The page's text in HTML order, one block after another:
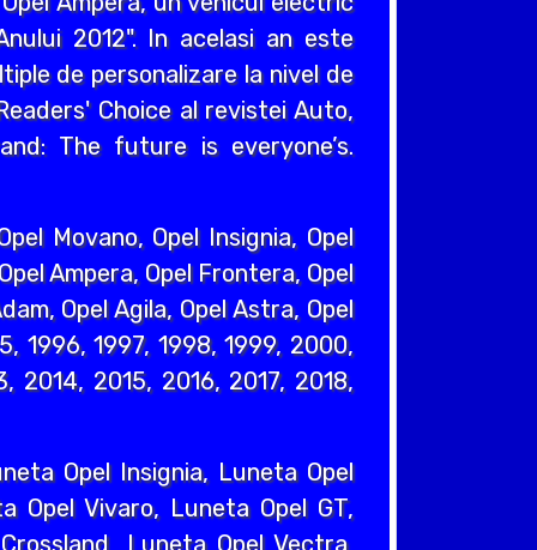
2012". In acelasi an este
de personalizare la nivel de
Choice al revistei Auto,
The future is everyone’s.
Movano, Opel Insignia, Opel
Ampera, Opel Frontera, Opel
Opel Agila, Opel Astra, Opel
1996, 1997, 1998, 1999, 2000,
2014, 2015, 2016, 2017, 2018,
Opel Insignia, Luneta Opel
Opel Vivaro, Luneta Opel GT,
Luneta Opel Vectra,